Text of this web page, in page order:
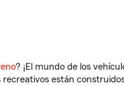
? ¡El mundo de los
recreativos están